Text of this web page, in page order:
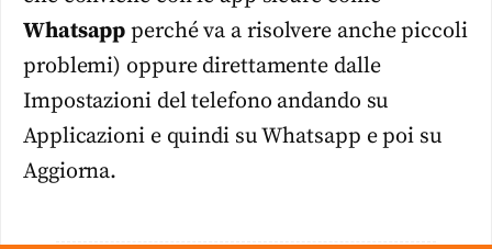
Whatsapp perché va a risolvere anche piccoli
problemi) oppure direttamente dalle
Impostazioni del telefono andando su
Applicazioni e quindi su Whatsapp e poi su
Aggiorna.